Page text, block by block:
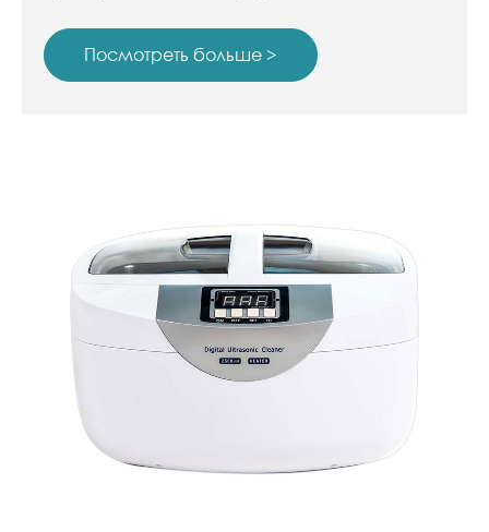
превосходный результат очистки.
Посмотреть больше >